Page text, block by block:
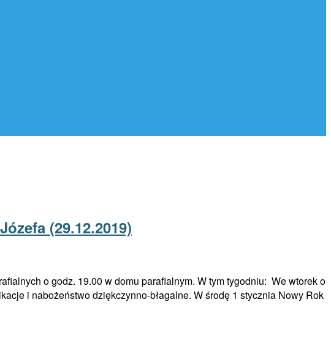
(29.12.2019)
o godz. 19.00 w domu parafialnym. W tym tygodniu: We wtorek o
i nabożeństwo dziękczynno-błagalne. W środę 1 stycznia Nowy Rok